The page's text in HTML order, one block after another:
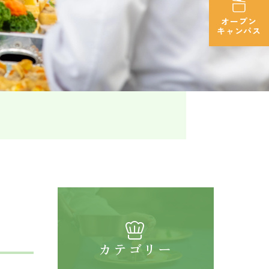
カテゴリー
オープン
キャンパス